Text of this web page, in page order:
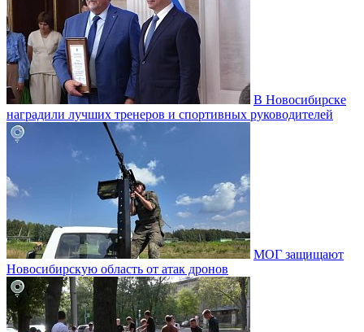
В Новосибирске
наградили лучших тренеров и спортивных руководителей
МОГ защищают
Новосибирскую область от атак дронов